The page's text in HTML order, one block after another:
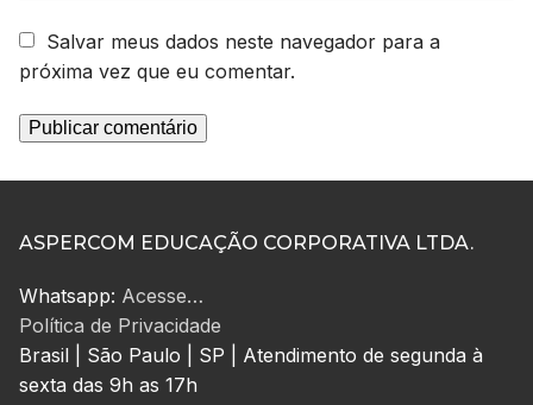
Salvar meus dados neste navegador para a
próxima vez que eu comentar.
ASPERCOM EDUCAÇÃO CORPORATIVA LTDA.
Whatsapp: Acesse…
Política de Privacidade
Brasil | São Paulo | SP | Atendimento de segunda à
sexta das 9h as 17h